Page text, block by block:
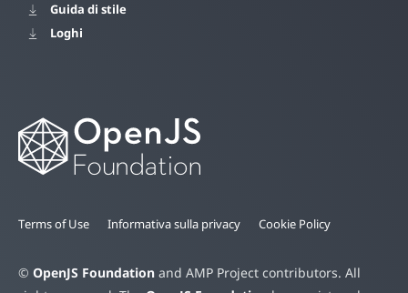
Guida di stile
Loghi
Terms of Use Informativa sulla privacy Cookie Policy
© OpenJS Foundation and AMP Project contributors. All